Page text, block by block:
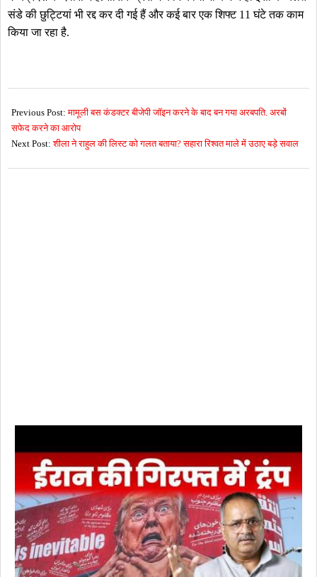
संडे की छुट्टियां भी रद्द कर दी गई हैं और कई बार एक शिफ्ट 11 घंटे तक काम
किया जा रहा है.
12-
24
Previous Post:मामूली बस कंडक्टर बीजेपी जॉइन करने के बाद बन गया अरबपति. अरबों
सफेद करने का आरोप
Next Post:शीला ने राहुल की लिस्ट को गलत बताया? सहारा रिश्वत माले में उठाए बड़े सवाल